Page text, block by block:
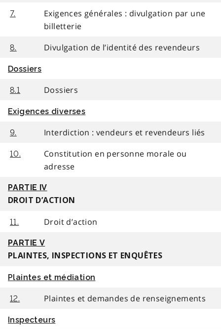
7.
Exigences générales : divulgation par une
billetterie
8. Divulgation de l’identité des revendeurs
Dossiers
8.1 Dossiers
Exigences diverses
9. Interdiction : vendeurs et revendeurs liés
10.
Constitution en personne morale ou
adresse
PARTIE IV
DROIT D’ACTION
11. Droit d’action
PARTIE V
PLAINTES, INSPECTIONS ET ENQUÊTES
Plaintes et médiation
12. Plaintes et demandes de renseignements
Inspecteurs